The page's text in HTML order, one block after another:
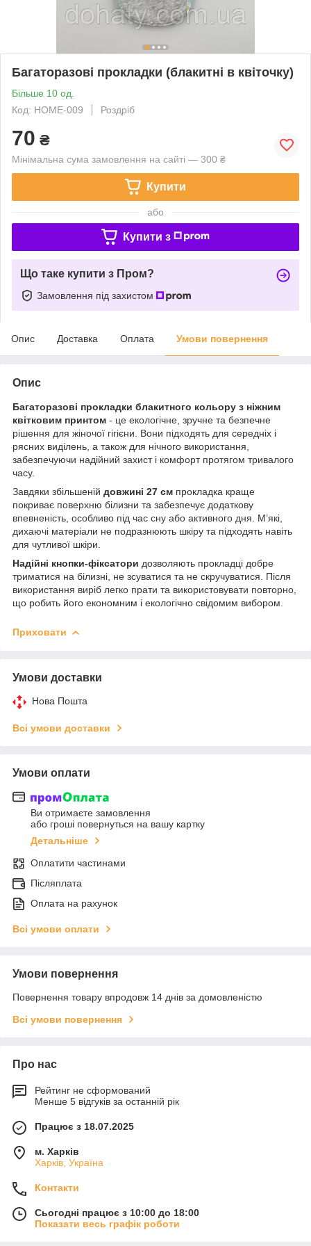
Багаторазові прокладки (блакитні в квіточку)
Більше 10 од.
Код: HOME-009
Роздріб
70 ₴
Мінімальна сума замовлення на сайті — 300 ₴
Купити
або
Купити з
Що таке купити з Пром?
Замовлення під захистом
Опис Доставка Оплата Умови повернення
Опис
Багаторазові прокладки блакитного кольору з ніжним
квітковим принтом - це екологічне, зручне та безпечне
рішення для жіночої гігієни. Вони підходять для середніх і
рясних виділень, а також для нічного використання,
забезпечуючи надійний захист і комфорт протягом тривалого
часу.
Завдяки збільшеній довжині 27 см прокладка краще
покриває поверхню білизни та забезпечує додаткову
впевненість, особливо під час сну або активного дня. М’які,
дихаючі матеріали не подразнюють шкіру та підходять навіть
для чутливої шкіри.
Надійні кнопки-фіксатори дозволяють прокладці добре
триматися на білизні, не зсуватися та не скручуватися. Після
використання виріб легко прати та використовувати повторно,
що робить його економним і екологічно свідомим вибором.
Приховати
Умови доставки
Нова Пошта
Всі умови доставки
Умови оплати
Ви отримаєте замовлення
або гроші повернуться на вашу картку
Детальніше
Оплатити частинами
Післяплата
Оплата на рахунок
Всі умови оплати
Умови повернення
Повернення товару впродовж 14 днів за домовленістю
Всі умови повернення
Про нас
Рейтинг не сформований
Менше 5 відгуків за останній рік
Працює з 18.07.2025
м. Харків
Харків, Україна
Контакти
Сьогодні працює з 10:00 до 18:00
Показати весь графік роботи